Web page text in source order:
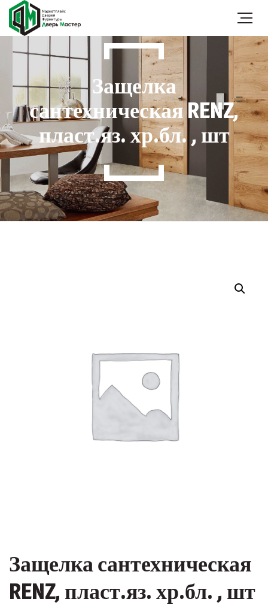
Защелка
сантехническая RENZ,
пласт.яз. хр.бл. , шт
Защелка сантехническая
RENZ, пласт.яз. хр.бл. , шт